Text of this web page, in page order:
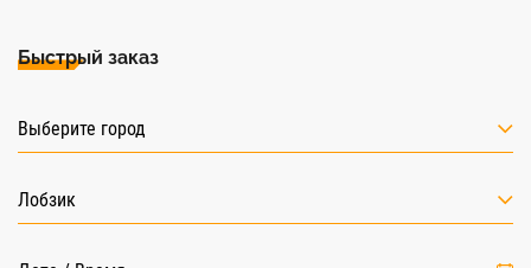
Быстрый заказ
Выберите город
Лобзик